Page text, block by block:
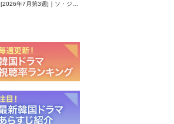
[2026年7月第3週]｜ソ・ジソ